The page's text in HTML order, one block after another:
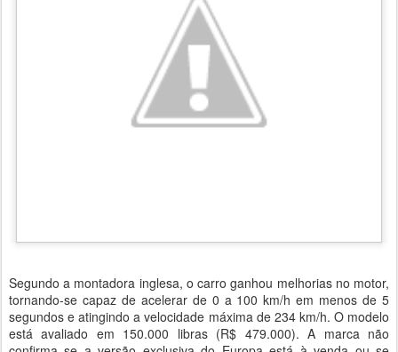
Segundo a montadora inglesa, o carro ganhou melhorias no motor,
tornando-se capaz de acelerar de 0 a 100 km/h em menos de 5
segundos e atingindo a velocidade máxima de 234 km/h. O modelo
está avaliado em 150.000 libras (R$ 479.000). A marca não